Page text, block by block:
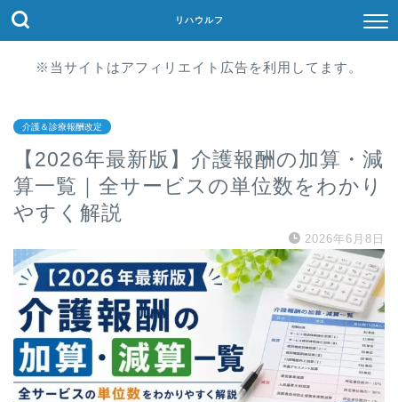
リハウルフ
※当サイトはアフィリエイト広告を利用してます。
介護＆診療報酬改定
【2026年最新版】介護報酬の加算・減
算一覧｜全サービスの単位数をわかり
やすく解説
2026年6月8日